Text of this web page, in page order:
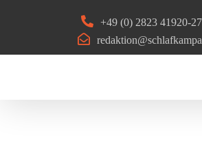
+49 (0) 2823 41920-27